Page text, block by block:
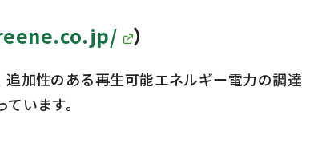
）
加性のある再生可能エネルギー電力の調達
います。